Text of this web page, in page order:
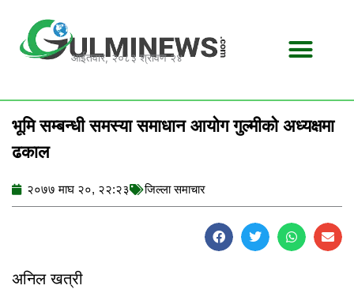
content
आईतवार, २०८३ श्रावण २४
भूमि सम्बन्धी समस्या समाधान आयोग गुल्मीको अध्यक्षमा
ढकाल
२०७७ माघ २०, २२:२३ जिल्ला समाचार
अनिल खत्री